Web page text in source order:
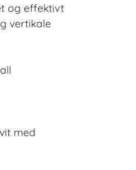
og effektivt
vertikale
med